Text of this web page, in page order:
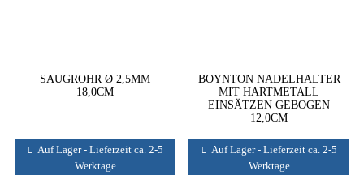
SAUGROHR Ø 2,5MM
18,0CM
Auf Lager - Lieferzeit ca. 2-5
Werktage
BOYNTON NADELHALTER
MIT HARTMETALL
EINSÄTZEN GEBOGEN
12,0CM
Auf Lager - Lieferzeit ca. 2-5
Werktage